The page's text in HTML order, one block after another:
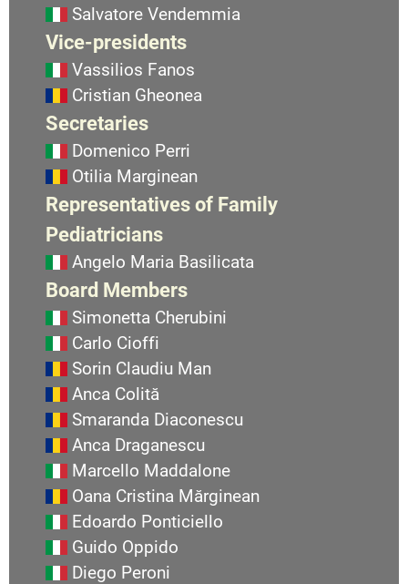
Salvatore Vendemmia
Vice-presidents
Vassilios Fanos
Cristian Gheonea
Secretaries
Domenico Perri
Otilia Marginean
Representatives of Family
Pediatricians
Angelo Maria Basilicata
Board Members
Simonetta Cherubini
Carlo Cioffi
Sorin Claudiu Man
Anca Colită
Smaranda Diaconescu
Anca Draganescu
Marcello Maddalone
Oana Cristina Mărginean
Edoardo Ponticiello
Guido Oppido
Diego Peroni